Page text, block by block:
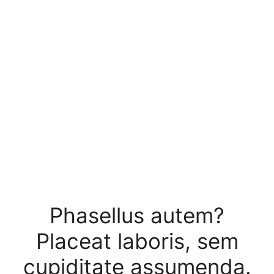
Phasellus autem?
Placeat laboris, sem
cupiditate assumenda.